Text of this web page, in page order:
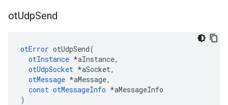
otUdpSend
otError otUdpSend(
otInstance *aInstance,
otUdpSocket *aSocket,
otMessage *aMessage,
const otMessageInfo *aMessageInfo
)